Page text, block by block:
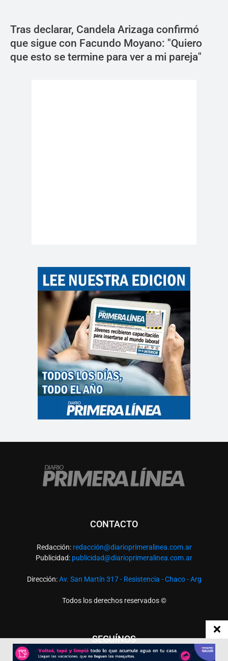
Tras declarar, Candela Arizaga confirmó
que sigue con Facundo Moyano: "Quiero
que esto se termine para ver a mi pareja"
CONTACTO
Redacción: redacción@diarioprimeralinea.com.ar
Publicidad: publicidad@diarioprimeralinea.com.ar
Dirección:Av. San Martín 317 - Resistencia - Chaco - Arg
Todos los derechos reservados ©
SEGUÍNOS